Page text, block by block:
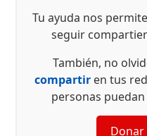
Tu ayuda nos permite
seguir
También, no
compartir en tus
personas puedan
Donar